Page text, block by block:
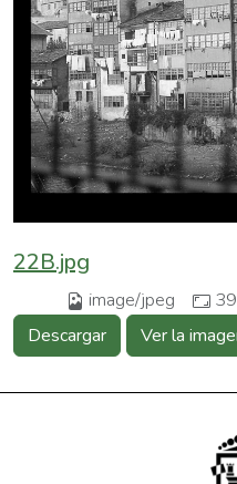
22B.jpg
image/jpeg
Descargar Ver la